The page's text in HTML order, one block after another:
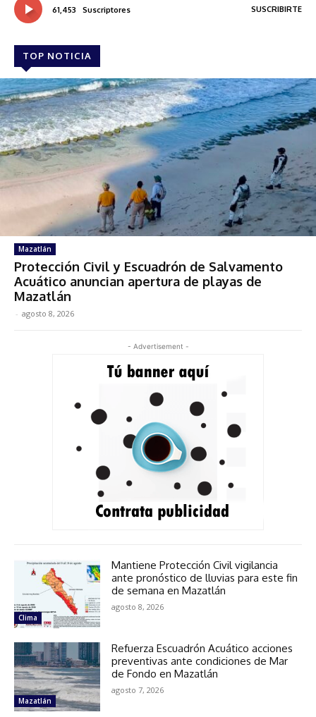
61,453 Suscriptores SUSCRIBIRTE
TOP NOTICIA
Mazatlán
Protección Civil y Escuadrón de Salvamento
Acuático anuncian apertura de playas de
Mazatlán
- agosto 8, 2026
- Advertisement -
Clima
Mantiene Protección Civil vigilancia
ante pronóstico de lluvias para este fin
de semana en Mazatlán
agosto 8, 2026
Mazatlán
Refuerza Escuadrón Acuático acciones
preventivas ante condiciones de Mar
de Fondo en Mazatlán
agosto 7, 2026